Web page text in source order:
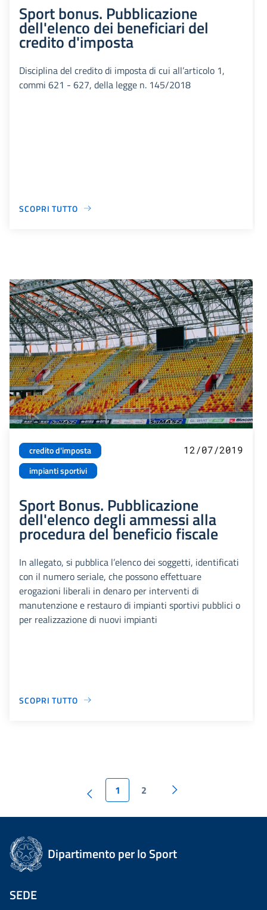
Sport bonus. Pubblicazione
dell'elenco dei beneficiari del
credito d'imposta
Disciplina del credito di imposta di cui all’articolo 1,
commi 621 - 627, della legge n. 145/2018
SCOPRI TUTTO
credito d'imposta
impianti sportivi
12/07/2019
Sport Bonus. Pubblicazione
dell'elenco degli ammessi alla
procedura del beneficio fiscale
In allegato, si pubblica l’elenco dei soggetti, identificati
con il numero seriale, che possono effettuare
erogazioni liberali in denaro per interventi di
manutenzione e restauro di impianti sportivi pubblici o
per realizzazione di nuovi impianti
SCOPRI TUTTO
1 2
Dipartimento per lo Sport
SEDE